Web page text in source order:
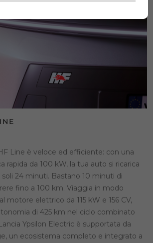
Line è veloce ed efficiente: con una
rapida da 100 kW, la tua auto si ricarica
soli 24 minuti. Bastano 10 minuti di
fino a 100 km. Viaggia in modo
motore elettrico da 115 kW e 156 CV,
di 425 km nel ciclo combinato
Ypsilon Electric è supportata da
un ecosistema completo e integrato a